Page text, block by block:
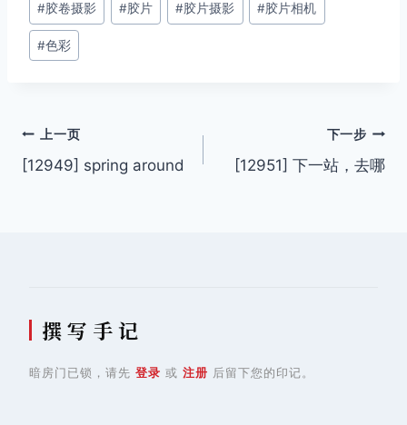
标
签：
#胶卷摄影 #胶片 #胶片摄影 #胶片相机
#色彩
文
章
上一页
[12949] spring around
下一步
[12951] 下一站，去哪
撰 写 手 记
暗房门已锁，请先 登录 或 注册 后留下您的印记。